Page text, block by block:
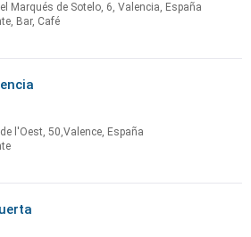
Marqués de Sotelo, 6, Valencia, España
Bar, Café
l'Oest, 50,Valence, España